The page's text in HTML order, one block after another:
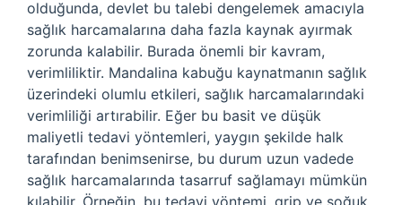
olduğunda, devlet bu talebi dengelemek amacıyla
sağlık harcamalarına daha fazla kaynak ayırmak
zorunda kalabilir. Burada önemli bir kavram,
verimliliktir. Mandalina kabuğu kaynatmanın sağlık
üzerindeki olumlu etkileri, sağlık harcamalarındaki
verimliliği artırabilir. Eğer bu basit ve düşük
maliyetli tedavi yöntemleri, yaygın şekilde halk
tarafından benimsenirse, bu durum uzun vadede
sağlık harcamalarında tasarruf sağlamayı mümkün
kılabilir. Örneğin, bu tedavi yöntemi, grip ve soğuk